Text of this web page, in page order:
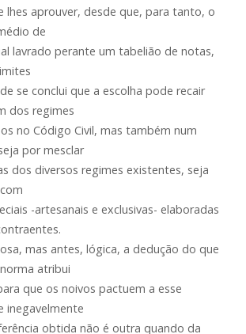
lhes aprouver, desde que, para tanto, o
de
lavrado perante um tabelião de notas,
se conclui que a escolha pode recair
dos regimes
no Código Civil, mas também num
por mesclar
dos diversos regimes existentes, seja
-artesanais e exclusivas- elaboradas
mas antes, lógica, a dedução do que
atribui
que os noivos pactuem a esse
inegavelmente
obtida não é outra quando da